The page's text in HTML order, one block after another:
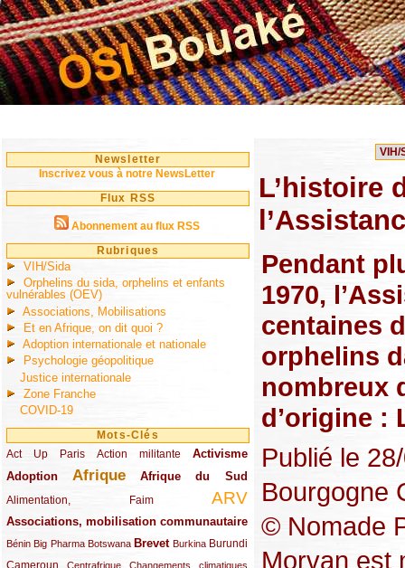
Newsletter
Inscrivez vous à notre NewsLetter
Flux RSS
Abonnement au flux RSS
Rubriques
VIH/Sida
Orphelins du sida, orphelins et enfants
vulnérables (OEV)
Associations, Mobilisations
Et en Afrique, on dit quoi ?
Adoption internationale et nationale
Psychologie géopolitique
Justice internationale
Zone Franche
COVID-19
Mots-Clés
Act Up Paris
(49/289) Action militante
(32/289) Activisme
(73/289)
Adoption
(82/289) Afrique
(161/289) Afrique du Sud
(73/289)
Alimentation, Faim
(48/289) ARV
(203/289)
Associations, mobilisation communautaire
(65/289)
Bénin
(13/289)Big Pharma
(16/289) Botswana
(9/289) Brevet
(83/289) Burkina
(18/289) Burundi
(30/289)
Centrafrique Changements climatiques
L’histoire
Pendant
1970,
centaines
orphelins
nombreux
d’origine :
Publié le
Bourgogne
© Nomade
Morvan est